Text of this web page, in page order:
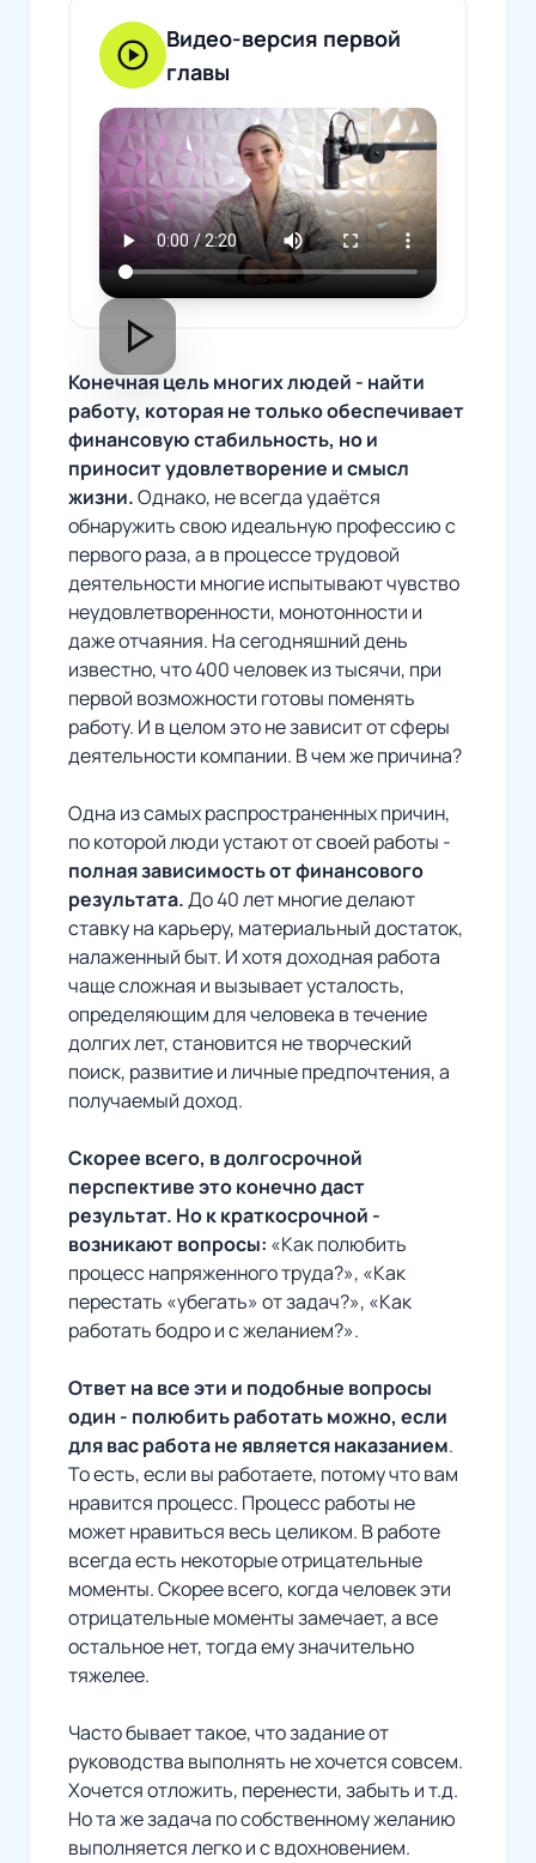
play_circle
Видео-версия первой
главы
play_arrow
Конечная цель многих людей - найти
работу, которая не только обеспечивает
финансовую стабильность, но и
приносит удовлетворение и смысл
жизни.Однако, не всегда удаётся
обнаружить свою идеальную профессию с
первого раза, а в процессе трудовой
деятельности многие испытывают чувство
неудовлетворенности, монотонности и
даже отчаяния. На сегодняшний день
известно, что 400 человек из тысячи, при
первой возможности готовы поменять
работу. И в целом это не зависит от сферы
деятельности компании. В чем же причина?
Одна из самых распространенных причин,
по которой люди устают от своей работы -
полная зависимость от финансового
результата.До 40 лет многие делают
ставку на карьеру, материальный достаток,
налаженный быт. И хотя доходная работа
чаще сложная и вызывает усталость,
определяющим для человека в течение
долгих лет, становится не творческий
поиск, развитие и личные предпочтения, а
получаемый доход.
Скорее всего, в долгосрочной
перспективе это конечно даст
результат. Но к краткосрочной -
возникают вопросы: «Как полюбить
процесс напряженного труда?», «Как
перестать «убегать» от задач?», «Как
работать бодро и с желанием?».
Ответ на все эти и подобные вопросы
один - полюбить работать можно, если
для вас работа не является наказанием.
То есть, если вы работаете, потому что вам
нравится процесс. Процесс работы не
может нравиться весь целиком. В работе
всегда есть некоторые отрицательные
моменты. Скорее всего, когда человек эти
отрицательные моменты замечает, а все
остальное нет, тогда ему значительно
тяжелее.
Часто бывает такое, что задание от
руководства выполнять не хочется совсем.
Хочется отложить, перенести, забыть и т.д.
Но та же задача по собственному желанию
выполняется легко и с вдохновением.